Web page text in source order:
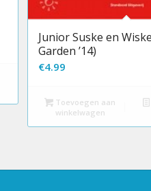
Junior Suske en
Garden ’14)
€4.99
Toevoegen aan
winkelwagen